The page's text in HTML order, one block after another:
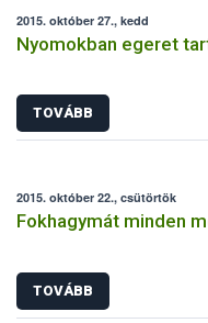
2015. október 27., kedd
Nyomokban egeret
TOVÁBB
2015. október 22., csütörtök
Fokhagymát minden
TOVÁBB